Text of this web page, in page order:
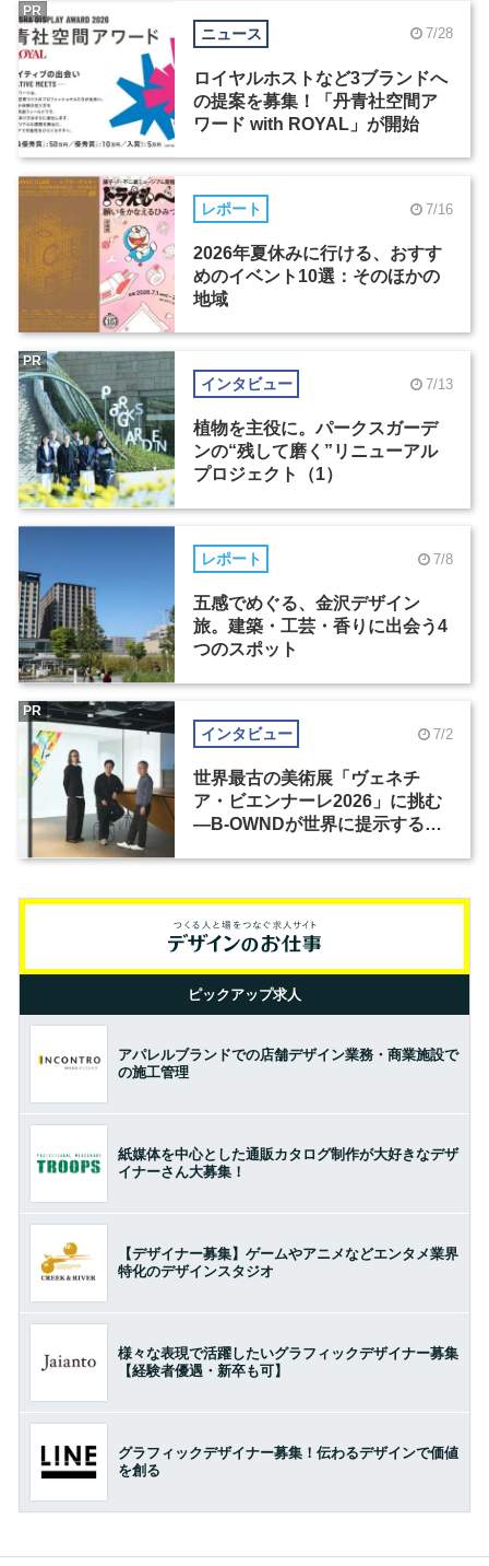
ニュース 7/28
ロイヤルホストなど3ブランドへ
の提案を募集！「丹青社空間ア
ワード with ROYAL」が開始
PR
レポート 7/16
2026年夏休みに行ける、おすす
めのイベント10選：そのほかの
地域
インタビュー 7/13
植物を主役に。パークスガーデ
ンの“残して磨く”リニューアル
プロジェクト（1）
PR
レポート 7/8
五感でめぐる、金沢デザイン
旅。建築・工芸・香りに出会う4
つのスポット
インタビュー 7/2
世界最古の美術展「ヴェネチ
ア・ビエンナーレ2026」に挑む
―B-OWNDが世界に提示する美
PR
ピックアップ求人
アパレルブランドでの店舗デザイン業務・商業施設で
の施工管理
紙媒体を中心とした通販カタログ制作が大好きなデザ
イナーさん大募集！
【デザイナー募集】ゲームやアニメなどエンタメ業界
特化のデザインスタジオ
様々な表現で活躍したいグラフィックデザイナー募集
【経験者優遇・新卒も可】
グラフィックデザイナー募集！伝わるデザインで価値
を創る